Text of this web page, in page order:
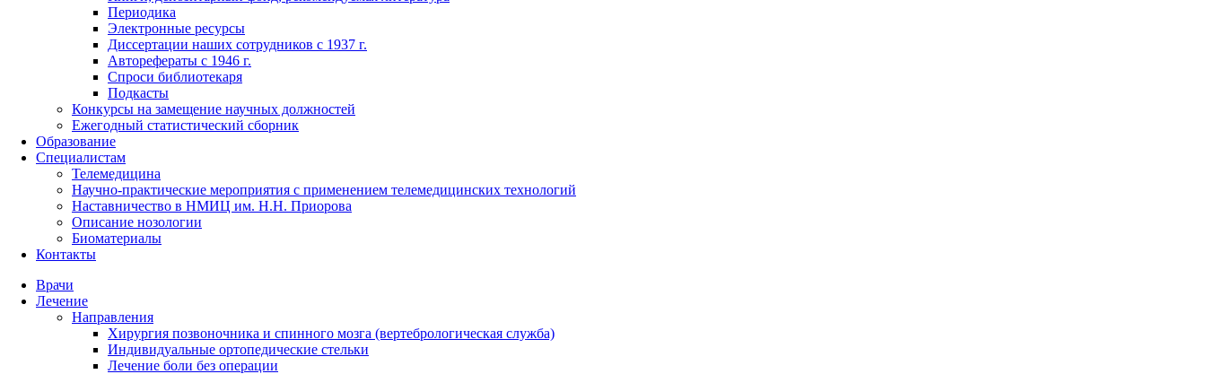
Периодика
Электронные ресурсы
Диссертации наших сотрудников с 1937 г.
Авторефераты с 1946 г.
Спроси библиотекаря
Подкасты
Конкурсы на замещение научных должностей
Ежегодный статистический сборник
Образование
Специалистам
Телемедицина
Научно-практические мероприятия с применением телемедицинских технологий
Наставничество в НМИЦ им. Н.Н. Приорова
Описание нозологии
Биоматериалы
Контакты
Врачи
Лечение
Направления
Хирургия позвоночника и спинного мозга (вертебрологическая служба)
Индивидуальные ортопедические стельки
Лечение боли без операции